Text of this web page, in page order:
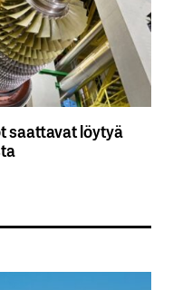
saattavat löytyä